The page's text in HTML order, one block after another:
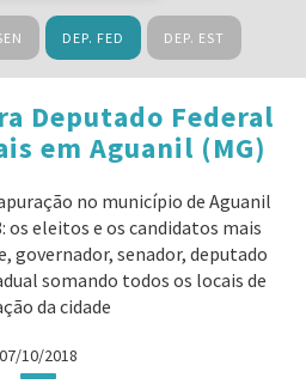
DEP. FED DEP. EST
Deputado Federal
em Aguanil (MG)
no município de Aguanil
os eleitos e os candidatos mais
governador, senador, deputado
somando todos os locais de
da cidade
07/10/2018